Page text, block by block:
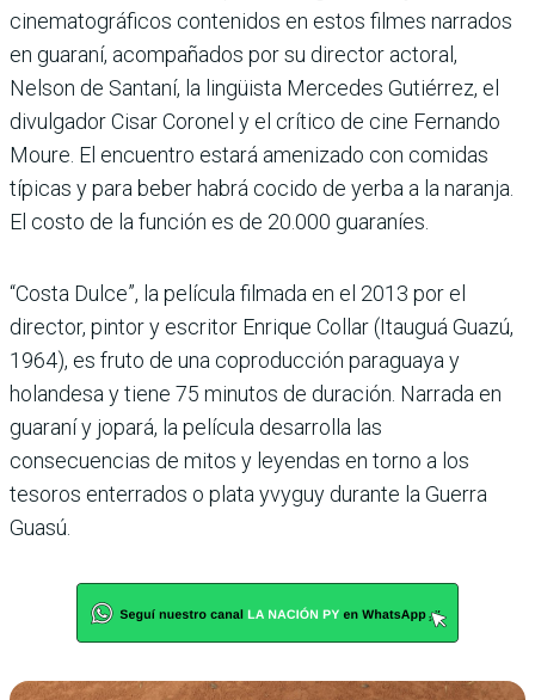
cinematográficos contenidos en estos filmes narrados
en guaraní, acompañados por su director actoral,
Nelson de Santaní, la lingüista Mercedes Gutiérrez, el
divulgador Cisar Coronel y el crítico de cine Fernando
Moure. El encuentro estará amenizado con comidas
típicas y para beber habrá cocido de yerba a la naranja.
El costo de la función es de 20.000 guaraníes.
“Costa Dulce”, la película filmada en el 2013 por el
director, pintor y escritor Enrique Collar (Itauguá Guazú,
1964), es fruto de una coproducción paraguaya y
holandesa y tiene 75 minutos de duración. Narrada en
guaraní y jopará, la película desarrolla las
consecuencias de mitos y leyendas en torno a los
tesoros enterrados o plata yvyguy durante la Guerra
Guasú.